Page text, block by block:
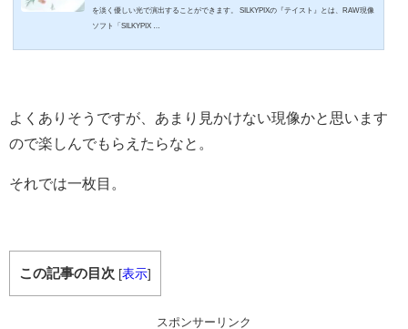
を淡く優しい光で演出することができます。 SILKYPIXの『テイスト』とは、RAW現像
ソフト「SILKYPIX …
よくありそうですが、あまり見かけない現像かと思います
ので楽しんでもらえたらなと。
それでは一枚目。
この記事の目次 [表示]
スポンサーリンク